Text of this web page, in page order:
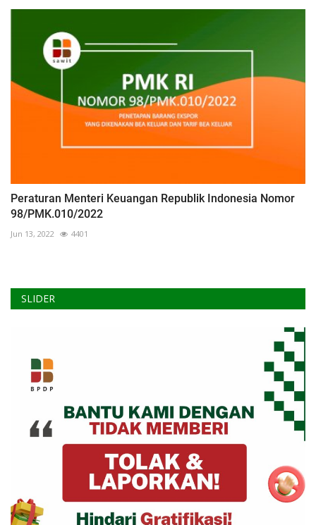
Peraturan Menteri Keuangan Republik Indonesia Nomor
98/PMK.010/2022
Jun 13, 2022 4401
SLIDER